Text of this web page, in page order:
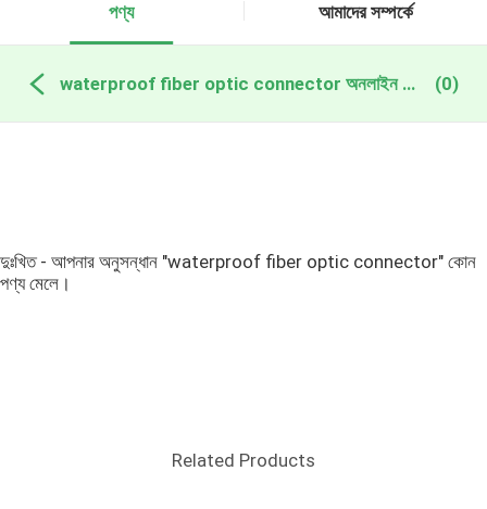
পণ্য আমাদের সম্পর্কে
waterproof fiber optic connector অনলাইন উত্পাদন (0)
দুঃখিত - আপনার অনুসন্ধান "waterproof fiber optic connector" কোন
পণ্য মেলে।
Related Products